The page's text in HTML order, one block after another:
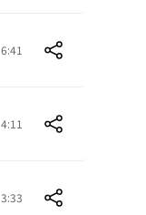
6:41
4:11
3:33